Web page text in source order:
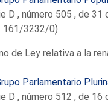
D , número 505 , de
161/3232/0)
de Ley relativa a la
Parlamentario
D , número 512 , de